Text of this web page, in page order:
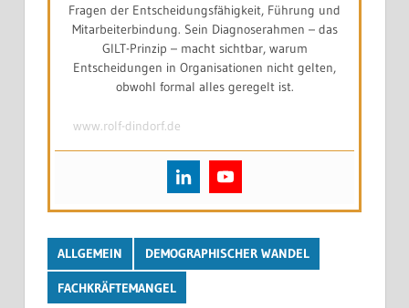
Fragen der Entscheidungsfähigkeit, Führung und
Mitarbeiterbindung. Sein Diagnoserahmen – das
GILT-Prinzip – macht sichtbar, warum
Entscheidungen in Organisationen nicht gelten,
obwohl formal alles geregelt ist.
www.rolf-dindorf.de
ALLGEMEIN DEMOGRAPHISCHER WANDEL
FACHKRÄFTEMANGEL